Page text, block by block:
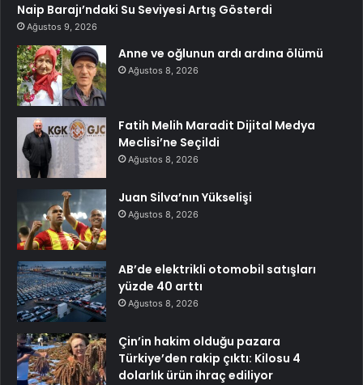
Naip Barajı’ndaki Su Seviyesi Artış Gösterdi
Ağustos 9, 2026
Anne ve oğlunun ardı ardına ölümü
Ağustos 8, 2026
Fatih Melih Maradit Dijital Medya
Meclisi’ne Seçildi
Ağustos 8, 2026
Juan Silva’nın Yükselişi
Ağustos 8, 2026
AB’de elektrikli otomobil satışları
yüzde 40 arttı
Ağustos 8, 2026
Çin’in hakim olduğu pazara
Türkiye’den rakip çıktı: Kilosu 4
dolarlık ürün ihraç ediliyor